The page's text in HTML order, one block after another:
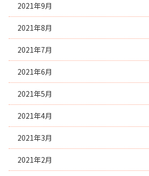
2021年9月
2021年8月
2021年7月
2021年6月
2021年5月
2021年4月
2021年3月
2021年2月